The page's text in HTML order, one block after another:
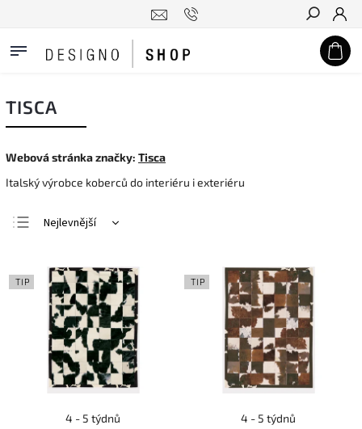
Hledat
TISCA
Webová stránka značky: Tisca
Italský výrobce koberců do interiéru i exteriéru
Nejlevnější
Nejprodávanější
Abecedně
TIP
4 - 5 týdnů
TIP
4 - 5 týdnů